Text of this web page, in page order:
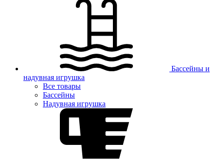
Бассейны и
надувная игрушка
Все товары
Бассейны
Надувная игрушка